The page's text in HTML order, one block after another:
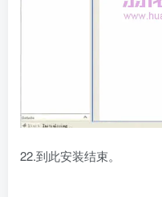
22.到此安装结束。